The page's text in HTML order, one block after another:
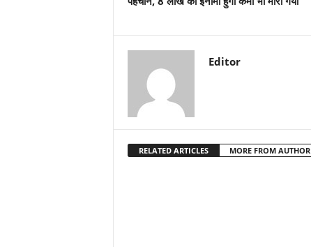
Editor
RELATED ARTICLES MORE FROM AUTHOR